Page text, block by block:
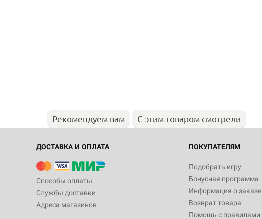
Рекомендуем вам С этим товаром смотрели
ДОСТАВКА И ОПЛАТА
Способы оплаты
Службы доставки
Адреса магазинов
ПОКУПАТЕЛЯМ
Подобрать игру
Бонусная программа
Информация о заказе
Возврат товара
Помощь с правилами